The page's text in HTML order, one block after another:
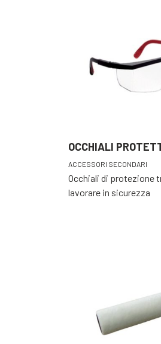
OCCHIALI
ACCESSORI SECONDARI
Occhiali di protezione
lavorare in sicurezza